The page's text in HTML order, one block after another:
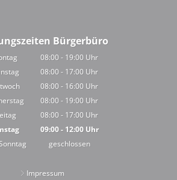
Bürgerbüro
08:00- 19:00 Uhr
Von 08:00 bis 19:00 Uhr
08:00- 17:00 Uhr
Von 08:00 bis 17:00 Uhr
08:00- 16:00 Uhr
Von 08:00 bis 16:00 Uhr
08:00- 19:00 Uhr
Von 08:00 bis 19:00 Uhr
08:00- 17:00 Uhr
Von 08:00 bis 17:00 Uhr
09:00- 12:00Uhr
Von 09:00 bis 12:00 Uhr
geschlossen
Impressum